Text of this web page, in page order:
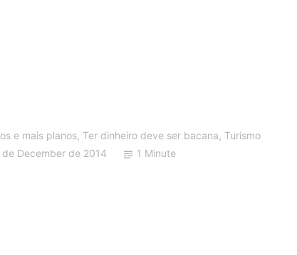
e mais planos, Ter dinheiro deve ser bacana, Turismo
de December de 2014 1 Minute